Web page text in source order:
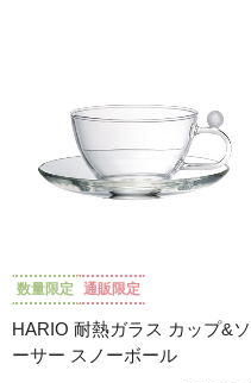
数量限定 通販限定
HARIO 耐熱ガラス カップ&ソ
ーサー スノーボール